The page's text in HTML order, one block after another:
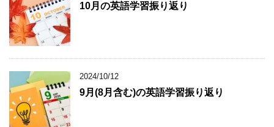
10月の英語学習振り返り
2024/10/12
9月(8月含む)の英語学習振り返り